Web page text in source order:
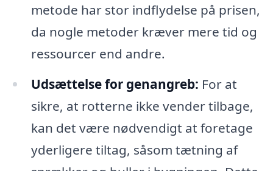
metode har stor indflydelse på prisen,
da nogle metoder kræver mere tid og
ressourcer end andre.
Udsættelse for genangreb: For at
sikre, at rotterne ikke vender tilbage,
kan det være nødvendigt at foretage
yderligere tiltag, såsom tætning af